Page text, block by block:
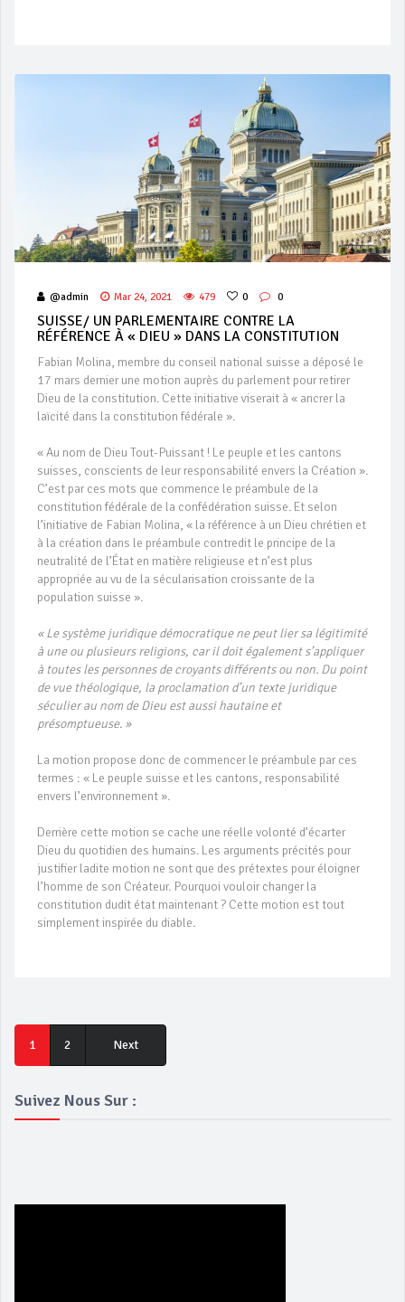
@admin Mar 24, 2021 479 0 0
SUISSE/ UN PARLEMENTAIRE CONTRE LA
RÉFÉRENCE À « DIEU » DANS LA CONSTITUTION
Fabian Molina, membre du conseil national suisse a déposé le
17 mars dernier une motion auprès du parlement pour retirer
Dieu de la constitution. Cette initiative viserait à « ancrer la
laïcité dans la constitution fédérale ».
« Au nom de Dieu Tout-Puissant ! Le peuple et les cantons
suisses, conscients de leur responsabilité envers la Création ».
C’est par ces mots que commence le préambule de la
constitution fédérale de la confédération suisse. Et selon
l’initiative de Fabian Molina, « la référence à un Dieu chrétien et
à la création dans le préambule contredit le principe de la
neutralité de l’État en matière religieuse et n’est plus
appropriée au vu de la sécularisation croissante de la
population suisse ».
« Le système juridique démocratique ne peut lier sa légitimité
à une ou plusieurs religions, car il doit également s’appliquer
à toutes les personnes de croyants différents ou non. Du point
de vue théologique, la proclamation d’un texte juridique
séculier au nom de Dieu est aussi hautaine et
présomptueuse. »
La motion propose donc de commencer le préambule par ces
termes : « Le peuple suisse et les cantons, responsabilité
envers l’environnement ».
Derrière cette motion se cache une réelle volonté d’écarter
Dieu du quotidien des humains. Les arguments précités pour
justifier ladite motion ne sont que des prétextes pour éloigner
l’homme de son Créateur. Pourquoi vouloir changer la
constitution dudit état maintenant ? Cette motion est tout
simplement inspirée du diable.
1 2 Next
Suivez Nous Sur :